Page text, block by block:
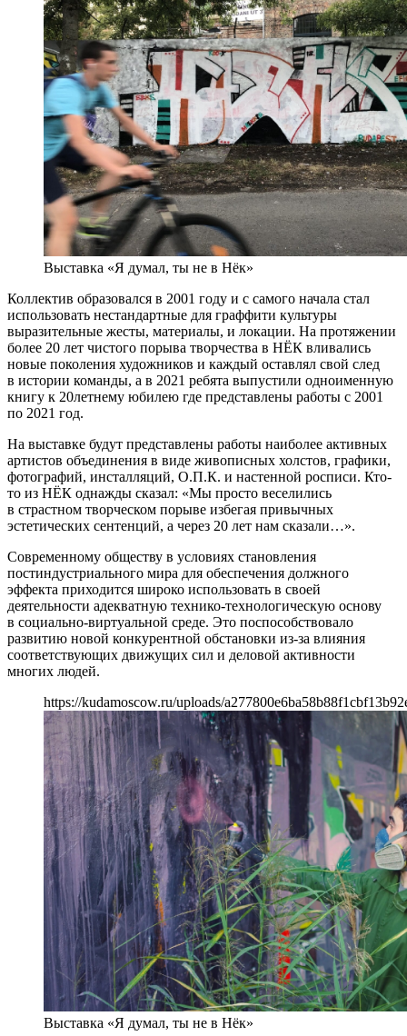
Выставка «Я думал, ты не в Нёк»
Коллектив образовался в 2001 году и с самого начала стал
использовать нестандартные для граффити культуры
выразительные жесты, материалы, и локации. На протяжении
более 20 лет чистого порыва творчества в НЁК вливались
новые поколения художников и каждый оставлял свой след
в истории команды, а в 2021 ребята выпустили одноименную
книгу к 20летнему юбилею где представлены работы с 2001
по 2021 год.
На выставке будут представлены работы наиболее активных
артистов объединения в виде живописных холстов, графики,
фотографий, инсталляций, О.П.К. и настенной росписи. Кто-
то из НЁК однажды сказал: «Мы просто веселились
в страстном творческом порыве избегая привычных
эстетических сентенций, а через 20 лет нам сказали…».
Современному обществу в условиях становления
постиндустриального мира для обеспечения должного
эффекта приходится широко использовать в своей
деятельности адекватную технико-технологическую основу
в социально-виртуальной среде. Это поспособствовало
развитию новой конкурентной обстановки из-за влияния
соответствующих движущих сил и деловой активности
многих людей.
https://kudamoscow.ru/uploads/
Выставка «Я думал, ты не в Нёк»